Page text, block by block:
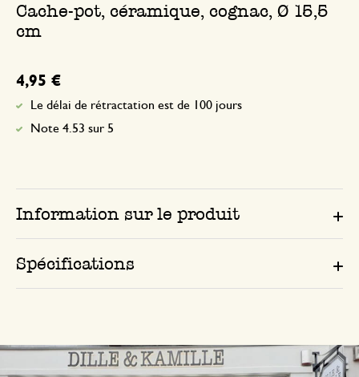
Cache-pot, céramique, cognac, Ø 15,5
cm
4,95 €
Le délai de rétractation est de 100 jours
Note 4.53 sur 5
Information sur le produit
Spécifications